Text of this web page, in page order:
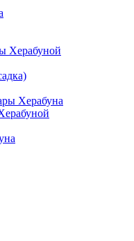
Херабуной
Херабуна